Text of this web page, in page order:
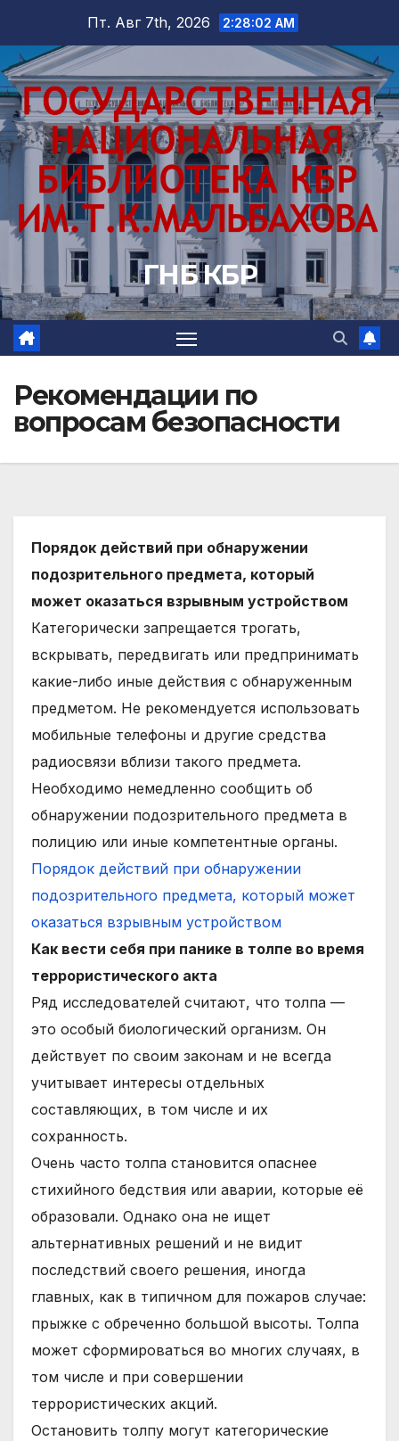
содержимому
Пт. Авг 7th, 2026 2:28:03 AM
ГНБ КБР
Рекомендации по
вопросам безопасности
Порядок действий при обнаружении
подозрительного предмета, который
может оказаться взрывным устройством
Категорически запрещается трогать,
вскрывать, передвигать или предпринимать
какие-либо иные действия с обнаруженным
предметом. Не рекомендуется использовать
мобильные телефоны и другие средства
радиосвязи вблизи такого предмета.
Необходимо немедленно сообщить об
обнаружении подозрительного предмета в
полицию или иные компетентные органы.
Порядок действий при обнаружении
подозрительного предмета, который может
оказаться взрывным устройством
Как вести себя при панике в толпе во время
террористического акта
Ряд исследователей считают, что толпа —
это особый биологический организм. Он
действует по своим законам и не всегда
учитывает интересы отдельных
составляющих, в том числе и их
сохранность.
Очень часто толпа становится опаснее
стихийного бедствия или аварии, которые её
образовали. Однако она не ищет
альтернативных решений и не видит
последствий своего решения, иногда
главных, как в типичном для пожаров случае:
прыжке с обреченно большой высоты. Толпа
может сформироваться во многих случаях, в
том числе и при совершении
террористических акций.
Остановить толпу могут категорические